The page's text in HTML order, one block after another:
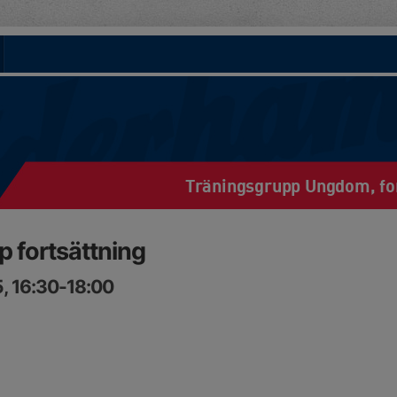
Träningsgrupp Ungdom,
fortsättning
16:30-18:00